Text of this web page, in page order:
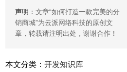
声明：文章“如何打造一款完美的分
销商城”为云派网络科技的原创文
章，转载请注明出处，谢谢合作！
本文分类：开发知识库